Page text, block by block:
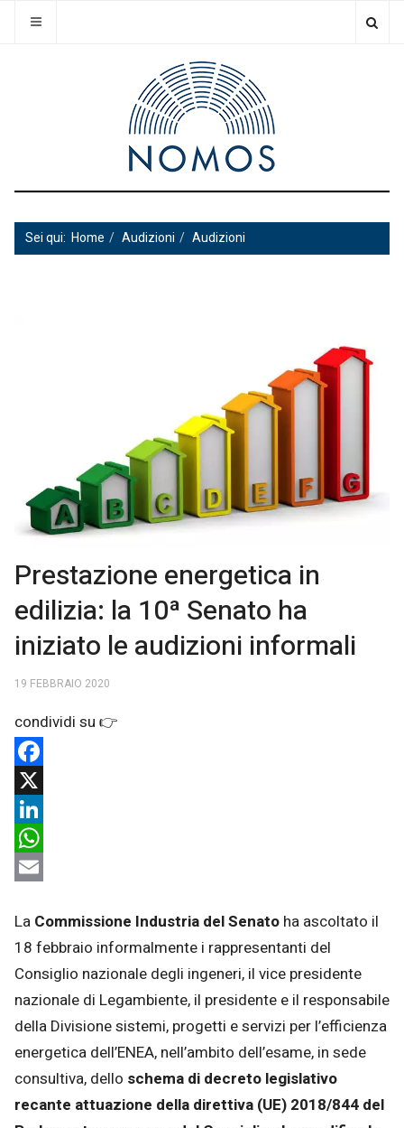
Sei qui: Home Audizioni Audizioni
Prestazione energetica in
edilizia: la 10ª Senato ha
iniziato le audizioni informali
19 FEBBRAIO 2020
Facebook
X
LinkedIn
WhatsApp
La Commissione Industria del Senato ha ascoltato il
18 febbraio informalmente i rappresentanti del
Consiglio nazionale degli ingeneri, il vice presidente
nazionale di Legambiente, il presidente e il responsabile
della Divisione sistemi, progetti e servizi per l’efficienza
energetica dell’ENEA, nell’ambito dell’esame, in sede
consultiva, dello schema di decreto legislativo
recante attuazione della direttiva (UE) 2018/844 del